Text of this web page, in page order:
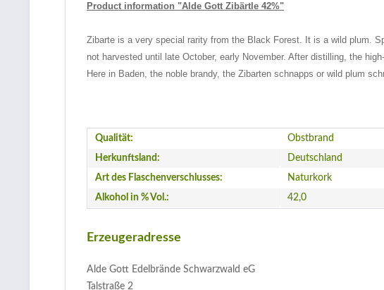
Product information "Alde Gott Zibärtle 42%"
Zibarte is a very special rarity from the Black Forest. It is a wild plum.
not harvested until late October, early November. After distilling, the
Here in Baden, the noble brandy, the Zibarten schnapps or wild plum
Qualität:
Obstbrand
Herkunftsland:
Deutschland
Art des Flaschenverschlusses:
Naturkork
Alkohol in % Vol.:
42,0
Erzeugeradresse
Alde Gott Edelbrände Schwarzwald eG
Talstraße 2